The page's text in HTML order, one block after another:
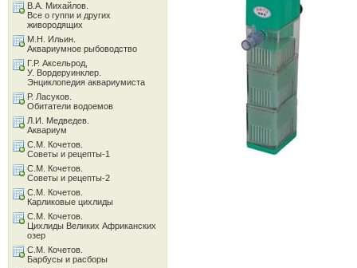
В.А. Михайлов.
Все о гуппи и других
живородящих
М.Н. Ильин.
Аквариумное рыбоводство
Г.Р. Аксельрод,
У. Вордеруинклер.
Энциклопедия аквариумиста
Р. Ласуков.
Обитатели водоемов
Л.И. Медведев.
Аквариум
С.М. Кочетов.
Советы и рецепты-1
С.М. Кочетов.
Советы и рецепты-2
С.М. Кочетов.
Карликовые цихлиды
С.М. Кочетов.
Цихлиды Великих Африканских
озер
С.М. Кочетов.
Барбусы и расборы